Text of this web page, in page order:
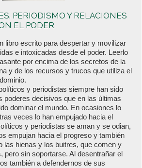
PERIODISMO Y RELACIONES
EL PODER
libro escrito para despertar y movilizar
e intoxicadas desde el poder. Leerlo
por encima de los secretos de la
y de los recursos y trucos que utiliza el
y periodistas siempre han sido
poderes decisivos que en las últimas
dominar el mundo. En ocasiones lo
veces lo han empujado hacia el
y periodistas se aman y se odian,
empujan hacia el progreso y también
las hienas y los buitres, que comen y
pero sin soportarse. Al desentrañar el
también a defendernos de sus